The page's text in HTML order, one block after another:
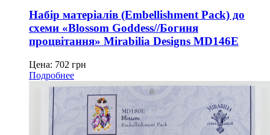
Набір матеріалів (Embellishment Pack) до
схеми «Blossom Goddess//Богиня
процвітання» Mirabilia Designs MD146E
Цена: 702 грн
Подробнее